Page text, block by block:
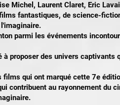
Michel, Laurent Claret, Eric
fantastiques, de science-
parmi les événements
proposer des univers captivants
films qui ont marqué cette 7e
contribuent au rayonnement du